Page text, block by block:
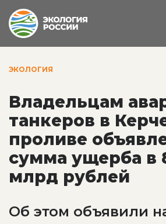
ЭКОЛОГИЯ
Владельцам
танкеров в
проливе
сумма ущерба в
млрд рублей
Об этом объявили